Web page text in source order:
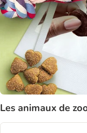
Les animaux de